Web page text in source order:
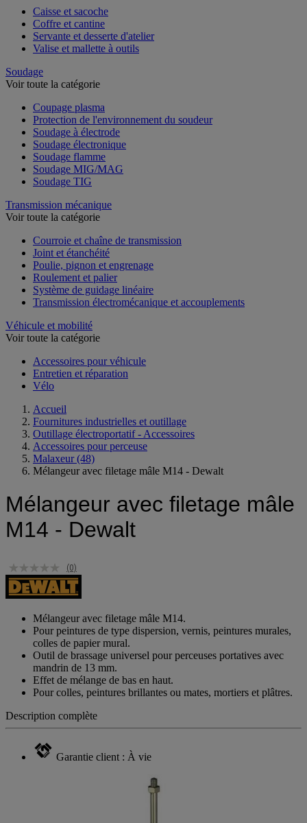
Caisse et sacoche
Coffre et cantine
Servante et desserte d'atelier
Valise et mallette à outils
Soudage
Voir toute la catégorie
Coupage plasma
Protection de l'environnement du soudeur
Soudage à électrode
Soudage électronique
Soudage flamme
Soudage MIG/MAG
Soudage TIG
Transmission mécanique
Voir toute la catégorie
Courroie et chaîne de transmission
Joint et étanchéité
Poulie, pignon et engrenage
Roulement et palier
Système de guidage linéaire
Transmission électromécanique et accouplements
Véhicule et mobilité
Voir toute la catégorie
Accessoires pour véhicule
Entretien et réparation
Vélo
Accueil
Fournitures industrielles et outillage
Outillage électroportatif - Accessoires
Accessoires pour perceuse
Malaxeur (48)
Mélangeur avec filetage mâle M14 - Dewalt
Mélangeur avec filetage mâle
M14 - Dewalt
(0)
Mélangeur avec filetage mâle M14.
Pour peintures de type dispersion, vernis, peintures murales,
colles de papier mural.
Outil de brassage universel pour perceuses portatives avec
mandrin de 13 mm.
Effet de mélange de bas en haut.
Pour colles, peintures brillantes ou mates, mortiers et plâtres.
Description complète
Garantie client : À vie